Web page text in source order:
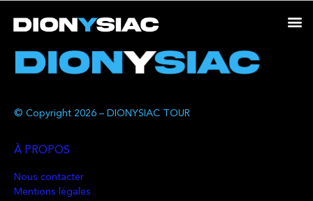
© Copyright 2026 – DIONYSIAC TOUR
À PROPOS
Nous contacter
Mentions légales